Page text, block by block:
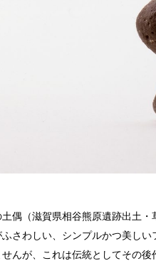
偶（滋賀県相谷熊原遺跡出土
さわしい、シンプルかつ美し
んが、これは伝統としてその後